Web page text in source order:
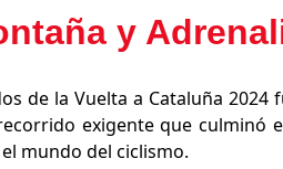
y
de la Vuelta a Cataluña
exigente que culminó
mundo del ciclismo.